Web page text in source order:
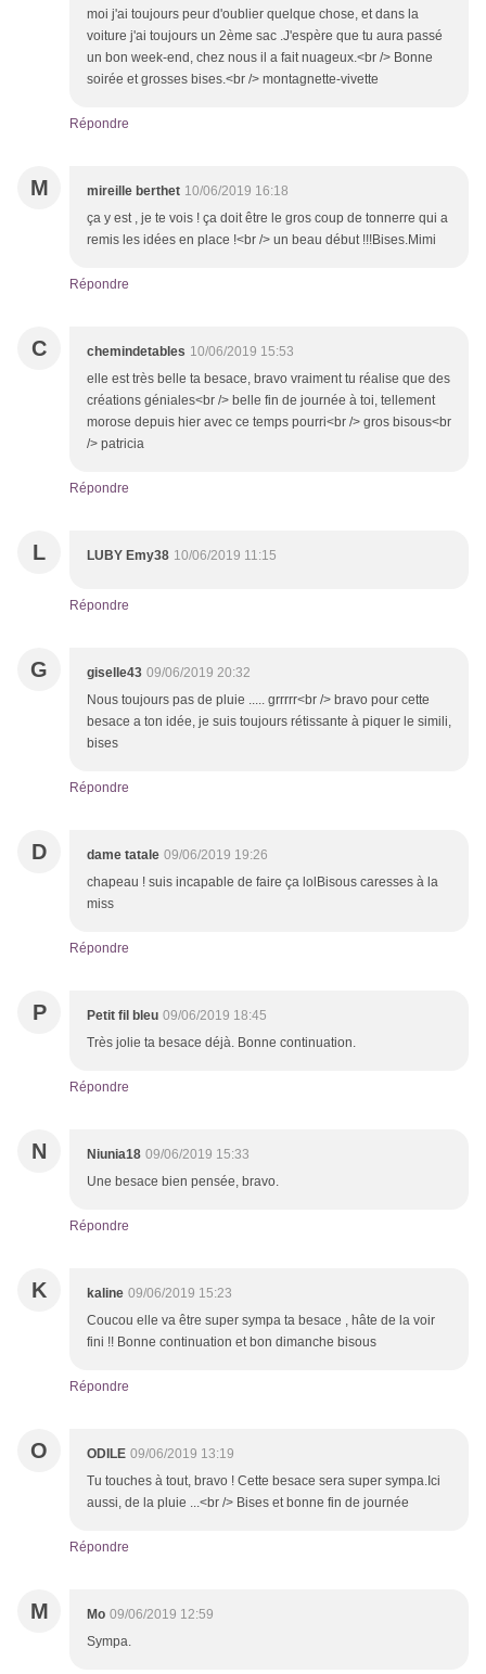
moi j'ai toujours peur d'oublier quelque chose, et dans la
voiture j'ai toujours un 2ème sac .J'espère que tu aura passé
un bon week-end, chez nous il a fait nuageux.<br /> Bonne
soirée et grosses bises.<br /> montagnette-vivette
Répondre
M mireille berthet 10/06/2019 16:18
ça y est , je te vois ! ça doit être le gros coup de tonnerre qui a
remis les idées en place !<br /> un beau début !!!Bises.Mimi
Répondre
C chemindetables 10/06/2019 15:53
elle est très belle ta besace, bravo vraiment tu réalise que des
créations géniales<br /> belle fin de journée à toi, tellement
morose depuis hier avec ce temps pourri<br /> gros bisous<br
/> patricia
Répondre
L LUBY Emy38 10/06/2019 11:15
Répondre
G giselle43 09/06/2019 20:32
Nous toujours pas de pluie ..... grrrrr<br /> bravo pour cette
besace a ton idée, je suis toujours rétissante à piquer le simili,
bises
Répondre
D dame tatale 09/06/2019 19:26
chapeau ! suis incapable de faire ça lolBisous caresses à la
miss
Répondre
P Petit fil bleu 09/06/2019 18:45
Très jolie ta besace déjà. Bonne continuation.
Répondre
N Niunia18 09/06/2019 15:33
Une besace bien pensée, bravo.
Répondre
K kaline 09/06/2019 15:23
Coucou elle va être super sympa ta besace , hâte de la voir
fini !! Bonne continuation et bon dimanche bisous
Répondre
O ODILE 09/06/2019 13:19
Tu touches à tout, bravo ! Cette besace sera super sympa.Ici
aussi, de la pluie ...<br /> Bises et bonne fin de journée
Répondre
M Mo 09/06/2019 12:59
Sympa.